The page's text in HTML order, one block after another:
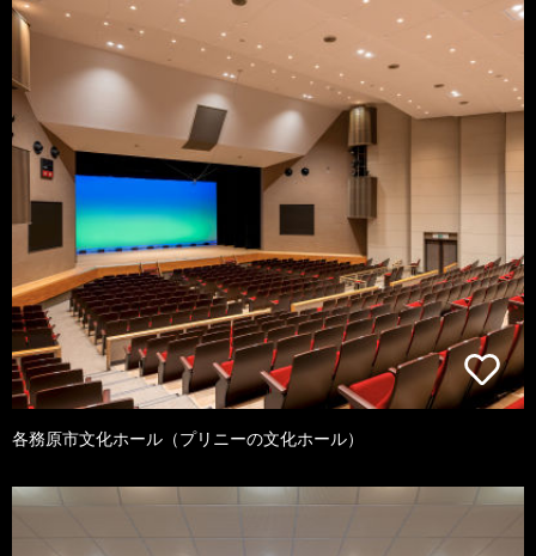
各務原市文化ホール（プリニーの文化ホール）